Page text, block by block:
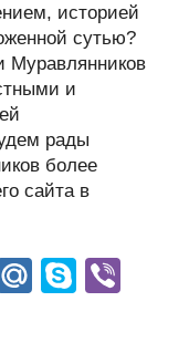
историей
сутью?
и
рады
более
сайта в
M S